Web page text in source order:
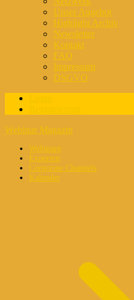
Unser Angebot
Highlight Archiv
Newsletter
Kontakt
FAQ
Impressum
DSGVO
Webinar Magazin
Webinare
Experten
Corporate Channels
Kalender